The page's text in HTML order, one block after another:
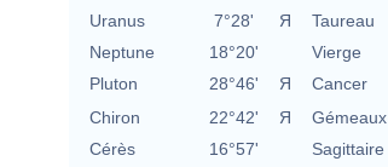
Uranus
7°28' Я
Taureau
Neptune
18°20'
Vierge
Pluton
28°46' Я
Cancer
Chiron
22°42' Я
Gémeaux
Cérès
16°57'
Sagittaire